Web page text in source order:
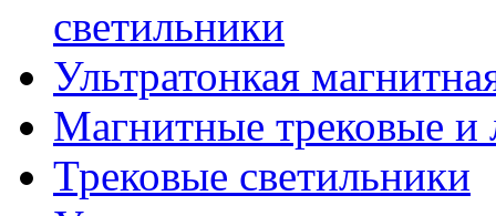
светильники
Ультратонкая
Магнитные трековые и
Трековые светильники